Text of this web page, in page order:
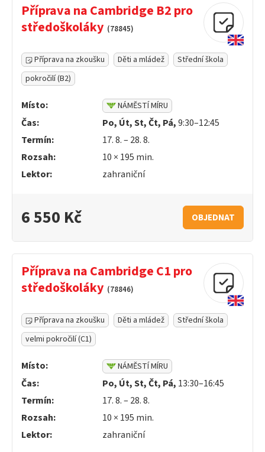
Příprava na Cambridge B2 pro
středoškoláky (78845)
Příprava na zkoušku Děti a mládež
Střední škola
pokročilí (B2)
Místo: NÁMĚSTÍ MÍRU
Čas: Po, Út, St, Čt, Pá,9:30–12:45
Termín:
17. 8. – 28. 8.
Rozsah:
10 × 195 min.
Lektor:
zahraniční
6 550 Kč OBJEDNAT
Příprava na Cambridge C1 pro
středoškoláky (78846)
Příprava na zkoušku Děti a mládež
Střední škola
velmi pokročilí (C1)
Místo: NÁMĚSTÍ MÍRU
Čas: Po, Út, St, Čt, Pá, 13:30–16:45
Termín:
17. 8. – 28. 8.
Rozsah:
10 × 195 min.
Lektor:
zahraniční